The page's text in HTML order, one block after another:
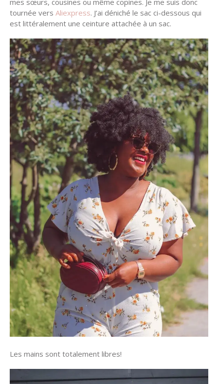
mes sœurs, cousines ou même copines. Je me suis donc
tournée vers Aliexpress. J’ai déniché le sac ci-dessous qui
est littéralement une ceinture attachée à un sac.
Les mains sont totalement libres!